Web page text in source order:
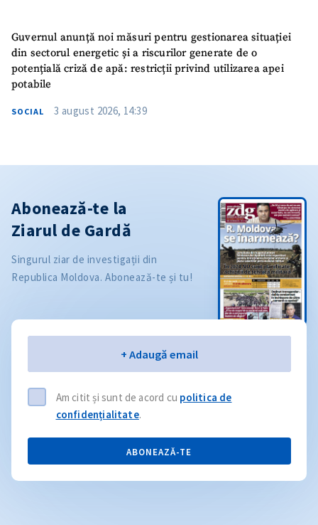
Guvernul anunță noi măsuri pentru gestionarea situației
din sectorul energetic și a riscurilor generate de o
potențială criză de apă: restricții privind utilizarea apei
potabile
SOCIAL 3 august 2026, 14:39
Abonează-te la
Ziarul de Gardă
Singurul ziar de investigații din
Republica Moldova. Abonează-te și tu!
+ Adaugă email
Am citit și sunt de acord cu politica de
confidențialitate.
ABONEAZĂ-TE